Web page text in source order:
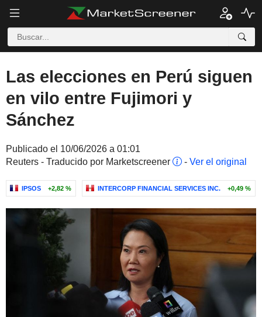
Las elecciones en Perú siguen
en vilo entre Fujimori y
Sánchez
Publicado el 10/06/2026 a 01:01
Reuters - Traducido por Marketscreener
- Ver el original
IPSOS +2,82 % INTERCORP FINANCIAL SERVICES INC. +0,49 %